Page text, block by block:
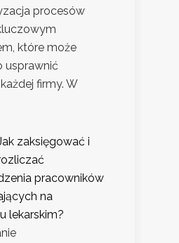
procesów
które może
usprawnić
firmy. W
zaksięgować i
pracowników
na
lekarskim?